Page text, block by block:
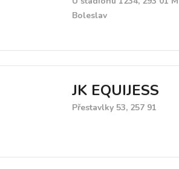
Boleslav
JK EQUIJESS
Přestavlky 53, 257 91